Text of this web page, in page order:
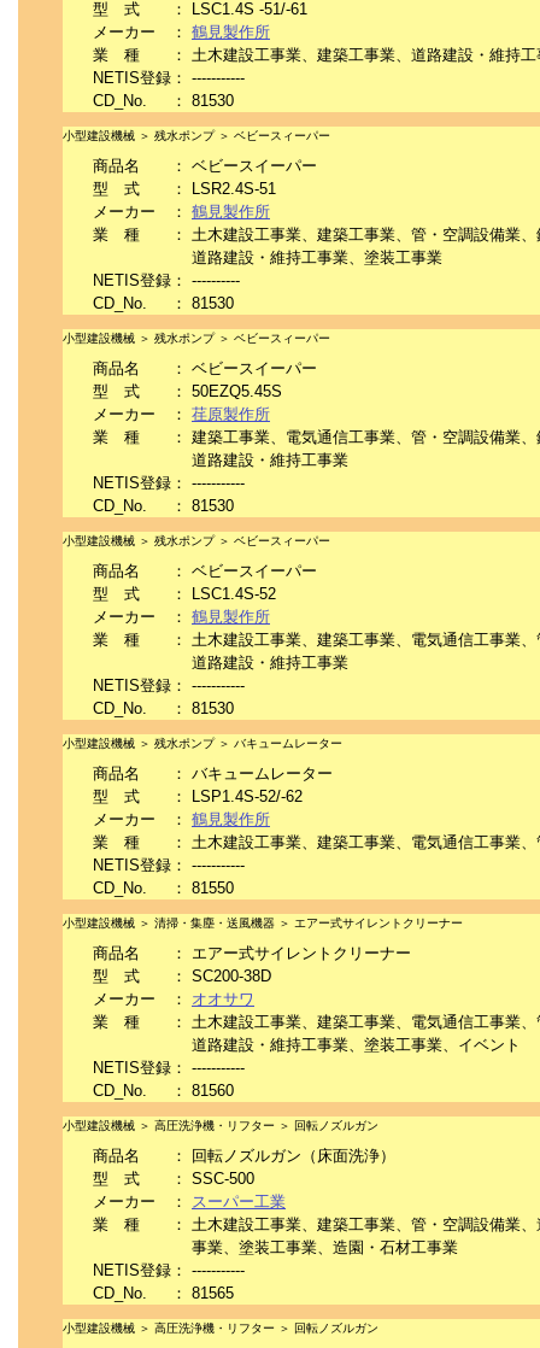
型 式 ：
LSC1.4S -51/-61
メーカー
： 鶴見製作所
業 種
： 土木建設工事業、建築工事業、道路建設・維持工
NETIS登録 ： -----------
CD_No.
： 81530
小型建設機械 ＞ 残水ポンプ ＞ ベビースィーパー
商品名 ： ベビースイーパー
型 式
：
LSR2.4S-51
メーカー
： 鶴見製作所
業 種
： 土木建設工事業、建築工事業、管・空調設備業
道路建設・維持工事業、塗装工事業
NETIS登録 ： ----------
CD_No.
： 81530
小型建設機械 ＞ 残水ポンプ ＞ ベビースィーパー
商品名 ： ベビースイーパー
型 式
： 50EZQ5.45S
メーカー
： 荏原製作所
業 種
： 建築工事業、電気通信工事業、管・空調設備業
道路建設・維持工事業
NETIS登録 ： -----------
CD_No.
： 81530
小型建設機械 ＞ 残水ポンプ ＞ ベビースィーパー
商品名 ： ベビースイーパー
型 式
：
LSC1.4S-52
メーカー
： 鶴見製作所
業 種
： 土木建設工事業、建築工事業、電気通信工事業
道路建設・維持工事業
NETIS登録 ： -----------
CD_No.
： 81530
小型建設機械 ＞ 残水ポンプ ＞ バキュームレーター
商品名 ： バキュームレーター
型 式
：
LSP1.4S-52/-62
メーカー
： 鶴見製作所
業 種
： 土木建設工事業、建築工事業、電気通信工事業
NETIS登録 ： -----------
CD_No.
： 81550
小型建設機械 ＞ 清掃・集塵・送風機器 ＞ エアー式サイレントクリーナー
商品名 ： エアー式サイレントクリーナー
型 式
： SC200-38D
メーカー
： オオサワ
業 種
： 土木建設工事業、建築工事業、電気通信工事業
道路建設・維持工事業、塗装工事業、イベント
NETIS登録 ： -----------
CD_No.
： 81560
小型建設機械 ＞ 高圧洗浄機・リフター ＞ 回転ノズルガン
商品名 ：
回転ノズルガン（床面洗浄）
型 式
： SSC-500
メーカー
： スーパー工業
業 種
： 土木建設工事業、建築工事業、管・空調設備業
事業、塗装工事業、造園・石材工事業
NETIS登録 ： -----------
CD_No.
： 81565
小型建設機械 ＞ 高圧洗浄機・リフター ＞ 回転ノズルガン